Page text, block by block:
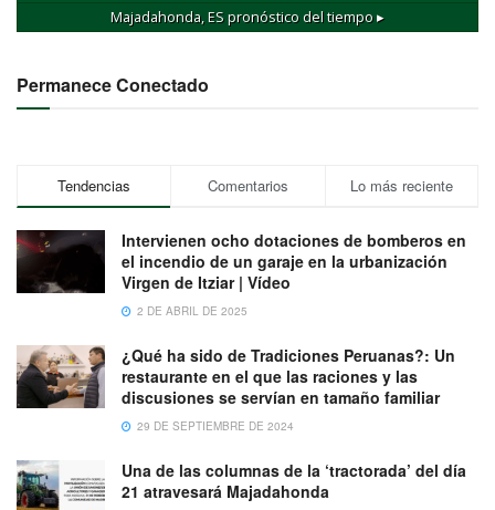
Majadahonda, ESpronóstico del tiempo ▸
Permanece Conectado
Tendencias Comentarios Lo más reciente
Intervienen ocho dotaciones de bomberos en
el incendio de un garaje en la urbanización
Virgen de Itziar | Vídeo
2 DE ABRIL DE 2025
¿Qué ha sido de Tradiciones Peruanas?: Un
restaurante en el que las raciones y las
discusiones se servían en tamaño familiar
29 DE SEPTIEMBRE DE 2024
Una de las columnas de la ‘tractorada’ del día
21 atravesará Majadahonda